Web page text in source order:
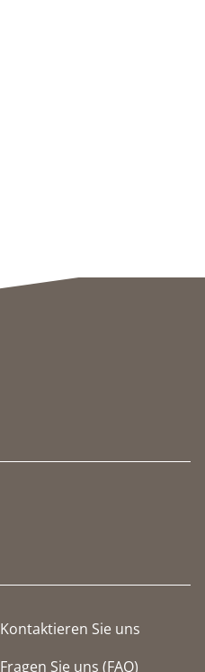
Kontaktieren Sie uns
Fragen Sie uns (FAQ)